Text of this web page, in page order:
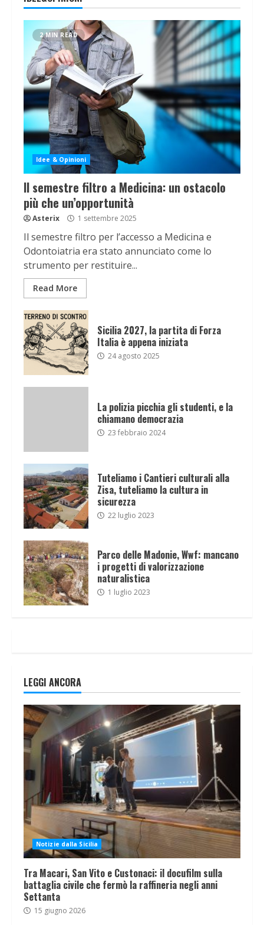
2 MIN READ
Idee & Opinioni
Il semestre filtro a Medicina: un ostacolo
più che un’opportunità
Asterix 1 settembre 2025
Il semestre filtro per l’accesso a Medicina e
Odontoiatria era stato annunciato come lo
strumento per restituire...
Read More
Sicilia 2027, la partita di Forza
Italia è appena iniziata
24 agosto 2025
La polizia picchia gli studenti, e la
chiamano democrazia
23 febbraio 2024
Tuteliamo i Cantieri culturali alla
Zisa, tuteliamo la cultura in
sicurezza
22 luglio 2023
Parco delle Madonie, Wwf: mancano
i progetti di valorizzazione
naturalistica
1 luglio 2023
LEGGI ANCORA
Notizie dalla Sicilia
Tra Macari, San Vito e Custonaci: il docufilm sulla
battaglia civile che fermò la raffineria negli anni
Settanta
15 giugno 2026